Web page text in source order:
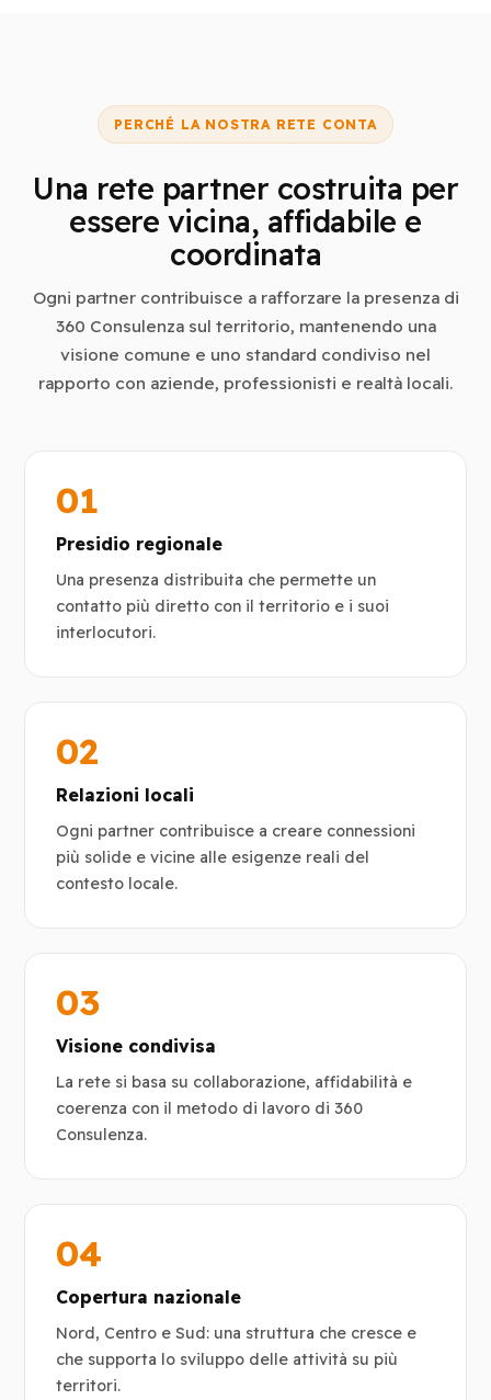
PERCHÉ LA NOSTRA RETE CONTA
Una rete partner costruita per
essere vicina, affidabile e
coordinata
Ogni partner contribuisce a rafforzare la presenza di
360 Consulenza sul territorio, mantenendo una
visione comune e uno standard condiviso nel
rapporto con aziende, professionisti e realtà locali.
01
Presidio regionale
Una presenza distribuita che permette un
contatto più diretto con il territorio e i suoi
interlocutori.
02
Relazioni locali
Ogni partner contribuisce a creare connessioni
più solide e vicine alle esigenze reali del
contesto locale.
03
Visione condivisa
La rete si basa su collaborazione, affidabilità e
coerenza con il metodo di lavoro di 360
Consulenza.
04
Copertura nazionale
Nord, Centro e Sud: una struttura che cresce e
che supporta lo sviluppo delle attività su più
territori.